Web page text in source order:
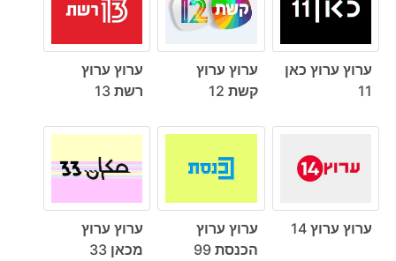
ערוץ ערוץ כאן
11
ערוץ ערוץ
קשת 12
ערוץ ערוץ
רשת 13
ערוץ ערוץ 14
ערוץ ערוץ
הכנסת 99
ערוץ ערוץ
מכאן 33